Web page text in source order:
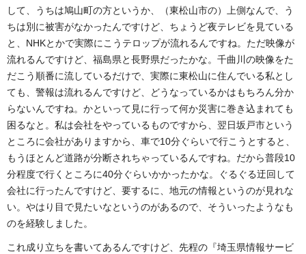
して、うちは鳩山町の方というか、（東松山市の）上側なんで、う
ちは別に被害がなかったんですけど、ちょうど夜テレビを見ている
と、NHKとかで実際にこうテロップが流れるんですね。ただ映像が
流れるんですけど、福島県と長野県だったかな。千曲川の映像をた
だこう順番に流しているだけで、実際に東松山に住んでいる私とし
ても、警報は流れるんですけど、どうなっているかはもちろん分か
らないんですね。かといって見に行って何か災害に巻き込まれても
困るなと。私は会社をやっているものですから、翌日坂戸市という
ところに会社がありますから、車で10分ぐらいで行こうとすると、
もうほとんど道路が分断されちゃっているんですね。だから普段10
分程度で行くところに40分ぐらいかかったかな。ぐるぐる迂回して
会社に行ったんですけど、要するに、地元の情報というのが見れな
い。やはり目で見たいなというのがあるので、そういったようなも
のを経験しました。
これ成り立ちを書いてあるんですけど、先程の『埼玉県情報サービ